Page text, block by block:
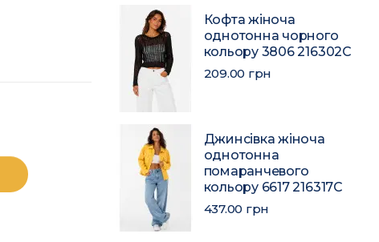
Кофта жіноча
однотонна чорного
кольору 3806 216302C
209.00 грн
Джинсівка жіноча
однотонна
помаранчевого
кольору 6617 216317C
437.00 грн